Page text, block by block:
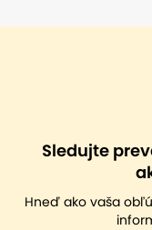
Sledujte
Hneď ako vaša